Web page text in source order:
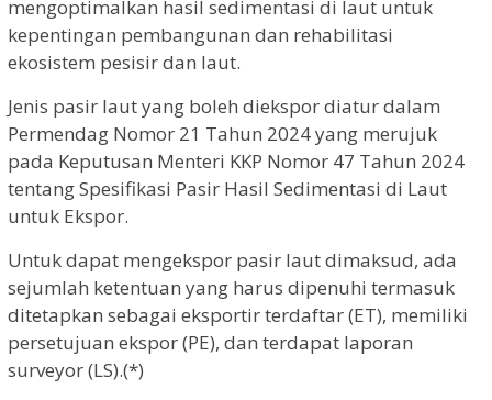
mengoptimalkan hasil sedimentasi di laut untuk
kepentingan pembangunan dan rehabilitasi
ekosistem pesisir dan laut.
Jenis pasir laut yang boleh diekspor diatur dalam
Permendag Nomor 21 Tahun 2024 yang merujuk
pada Keputusan Menteri KKP Nomor 47 Tahun 2024
tentang Spesifikasi Pasir Hasil Sedimentasi di Laut
untuk Ekspor.
Untuk dapat mengekspor pasir laut dimaksud, ada
sejumlah ketentuan yang harus dipenuhi termasuk
ditetapkan sebagai eksportir terdaftar (ET), memiliki
persetujuan ekspor (PE), dan terdapat laporan
surveyor (LS).(*)